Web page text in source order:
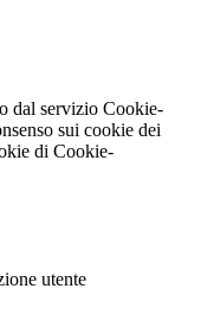
dal servizio Cookie-
sui cookie dei
di Cookie-
utente